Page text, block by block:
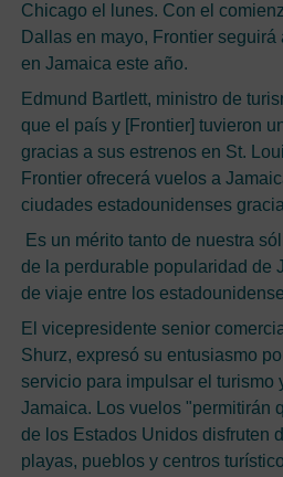
Chicago el lunes. Con el
Dallas en mayo, Frontier
en Jamaica este año.
Edmund Bartlett, ministro de
que el país y [Frontier] tuvieron
gracias a sus estrenos en St.
Frontier ofrecerá vuelos a
ciudades estadounidenses
Es un mérito tanto de nuestra
de la perdurable popularidad de
de viaje entre los
El vicepresidente senior
Shurz, expresó su entusiasmo
servicio para impulsar el turismo
Jamaica. Los vuelos "permitirán
de los Estados Unidos disfruten
playas, pueblos y centros